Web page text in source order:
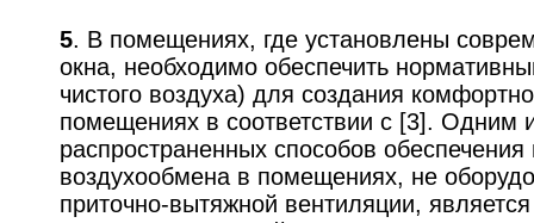
5. В помещениях, где установлены
окна, необходимо обеспечить
чистого воздуха) для создания
помещениях в соответствии с [3]. Одним
распространенных способов обеспечения
воздухообмена в помещениях, не
приточно-вытяжной вентиляции,